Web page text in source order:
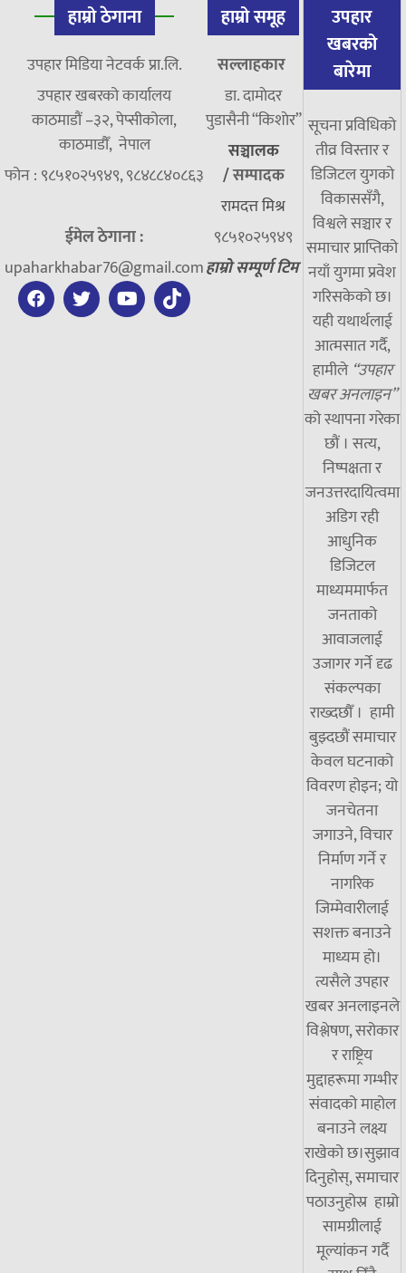
हाम्रो ठेगाना
उपहार मिडिया नेटवर्क प्रा.लि.
उपहार खबरको कार्यालय
काठमाडौं –३२, पेप्सीकोला,
काठमाडौँ, नेपाल
फोन : ९८५१०२५९४९, ९८४८८४०८६३
ईमेल ठेगाना :
upaharkhabar76@gmail.com
हाम्रो समूह
सल्लाहकार
डा. दामाेदर
पुडासैनी “किशाेर”
सञ्चालक
/सम्पादक
रामदत्त मिश्र
९८५१०२५९४९
हाम्रो सम्पूर्ण टिम
उपहार
खबरको
बारेमा
सूचना प्रविधिको
तीव्र विस्तार र
डिजिटल युगको
विकाससँगै,
विश्वले सञ्चार र
समाचार प्राप्तिको
नयाँ युगमा प्रवेश
गरिसकेको छ।
यही यथार्थलाई
आत्मसात गर्दै,
हामीले “उपहार
खबर अनलाइन”
को स्थापना गरेका
छौं । सत्य,
निष्पक्षता र
जनउत्तरदायित्वमा
अडिग रही
आधुनिक
डिजिटल
माध्यममार्फत
जनताको
आवाजलाई
उजागर गर्ने दृढ
संकल्पका
राख्दछौँ । हामी
बुझ्दछौं समाचार
केवल घटनाको
विवरण होइन; यो
जनचेतना
जगाउने, विचार
निर्माण गर्ने र
नागरिक
जिम्मेवारीलाई
सशक्त बनाउने
माध्यम हो।
त्यसैले उपहार
खबर अनलाइनले
विश्लेषण, सरोकार
र राष्ट्रिय
मुद्दाहरूमा गम्भीर
संवादको माहोल
बनाउने लक्ष्य
राखेको छ।सुझाव
दिनुहोस्, समाचार
पठाउनुहोस्र हाम्रो
सामग्रीलाई
मूल्यांकन गर्दै